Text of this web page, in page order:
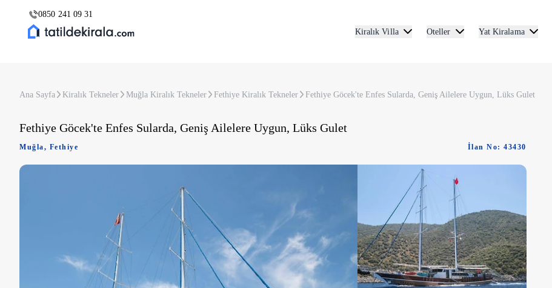
0850 241 09 31
Kiralık Villa
Oteller Yat Kiralama
Ana Sayfa Kiralık Tekneler Muğla Kiralık Tekneler Fethiye Kiralık Tekneler Fethiye Göcek'te Enfes Sularda, Geniş Ailelere Uygun, Lüks Gulet
Fethiye Göcek'te Enfes Sularda, Geniş Ailelere Uygun, Lüks Gulet
Muğla, Fethiye İlan No: 43430